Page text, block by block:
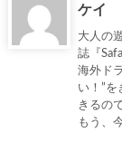
ケイ
大人の
誌『
海外ド
い！”
きるの
もう、